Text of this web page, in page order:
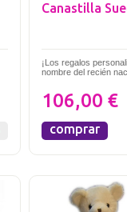
Canastilla
¡Los regalos
nombre del recién
106,00 €
comprar